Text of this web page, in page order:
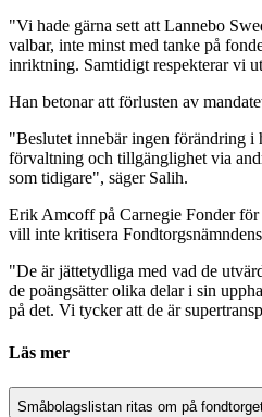
"Vi hade gärna sett att Lannebo
valbar, inte minst med tanke på
inriktning. Samtidigt respekterar vi
Han betonar att förlusten av
"Beslutet innebär ingen förändring i
förvaltning och tillgänglighet via
som tidigare", säger Salih.
Erik Amcoff på Carnegie Fonder för
vill inte kritisera
"De är jättetydliga med vad de
de poängsätter olika delar i sin
på det. Vi tycker att de är
Läs mer
Småbolagslistan ritas om på